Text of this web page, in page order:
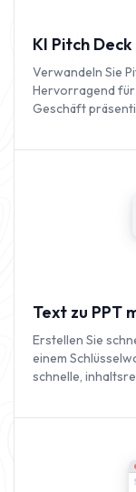
KI Pitch
Verwandeln Sie
Hervorragend für
Geschäft
Text zu PPT
Erstellen Sie
einem
schnelle,